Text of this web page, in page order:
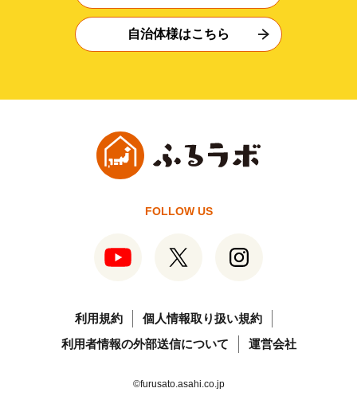
自治体様はこちら
FOLLOW US
利用規約
個人情報取り扱い規約
利用者情報の外部送信について
運営会社
©furusato.asahi.co.jp